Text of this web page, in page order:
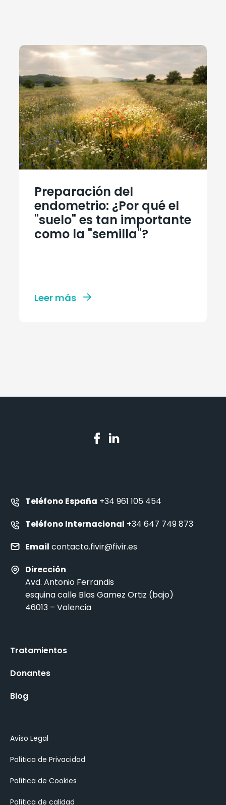
Preparación del
endometrio: ¿Por qué el
"suelo" es tan importante
como la "semilla"?
Leer más
Teléfono España +34 961 105 454
Teléfono Internacional +34 647 749 873
Email contacto.fivir@fivir.es
Dirección
Avd. Antonio Ferrandis
esquina calle Blas Gamez Ortiz (bajo)
46013 – Valencia
Tratamientos
Donantes
Blog
Aviso Legal
Política de Privacidad
Política de Cookies
Política de calidad